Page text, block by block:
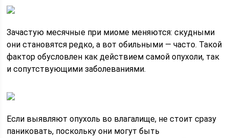
Зачастую месячные при миоме меняются: скудными
они становятся редко, а вот обильными — часто. Такой
фактор обусловлен как действием самой опухоли, так
и сопутствующими заболеваниями.
Если выявляют опухоль во влагалище, не стоит сразу
паниковать, поскольку они могут быть